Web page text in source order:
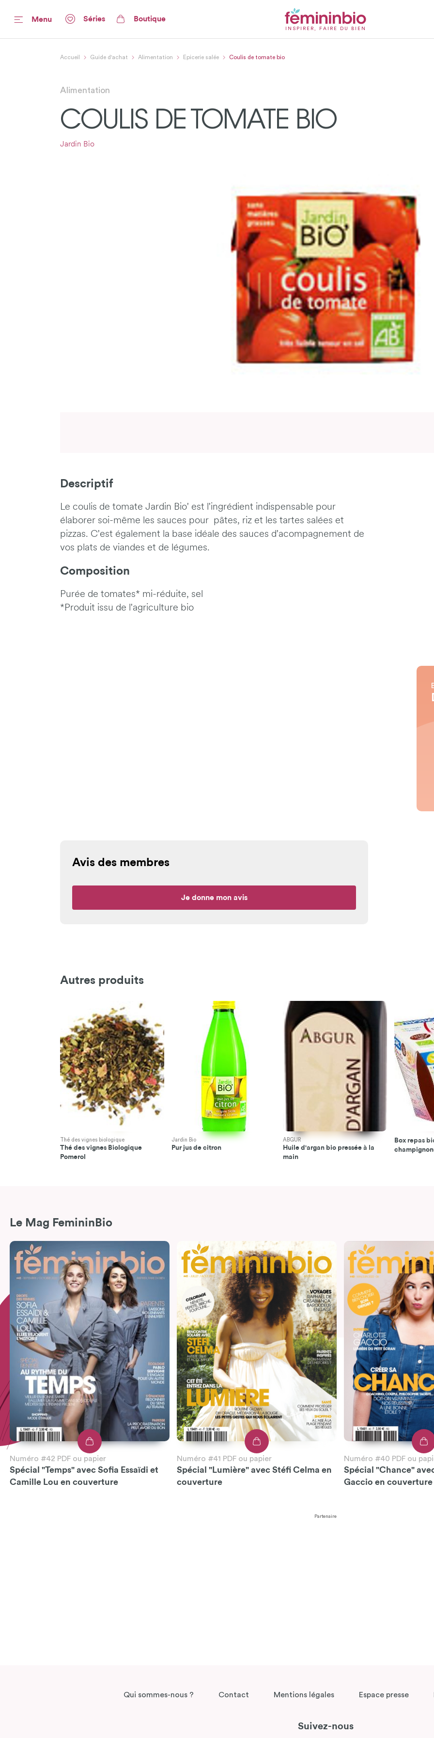
Menu Séries Boutique
INSPIRER, FAIRE DU BIEN
Accueil Guide d'achat Alimentation Epicerie salée Coulis de tomate bio
Alimentation
COULIS DE TOMATE BIO
Jardin Bio
Descriptif
Le coulis de tomate Jardin Bio' est l'ingrédient indispensable pour
élaborer soi-même les sauces pour pâtes, riz et les tartes salées et
pizzas. C'est également la base idéale des sauces d'acompagnement de
vos plats de viandes et de légumes.
Composition
Purée de tomates* mi-réduite, sel
*Produit issu de l'agriculture bio
Avis des membres
Je donne mon avis
Autres produits
Thé des vignes biologique
Thé des vignes Biologique
Pomerol
Jardin Bio
Pur jus de citron
ABGUR
Huile d'argan bio pressée à la
main
Box repas
Le Mag FemininBio
Numéro #42 PDF ou papier
Spécial "Temps" avec Sofia Essaïdi et
Camille Lou en couverture
Numéro #41 PDF ou papier
Spécial "Lumière" avec Stéfi Celma en
couverture
Numéro #40 PDF ou
Spécial "Chance"
Gaccio en couverture
Partenaire
Qui sommes-nous ? Contact Mentions légales Espace presse
Suivez-nous